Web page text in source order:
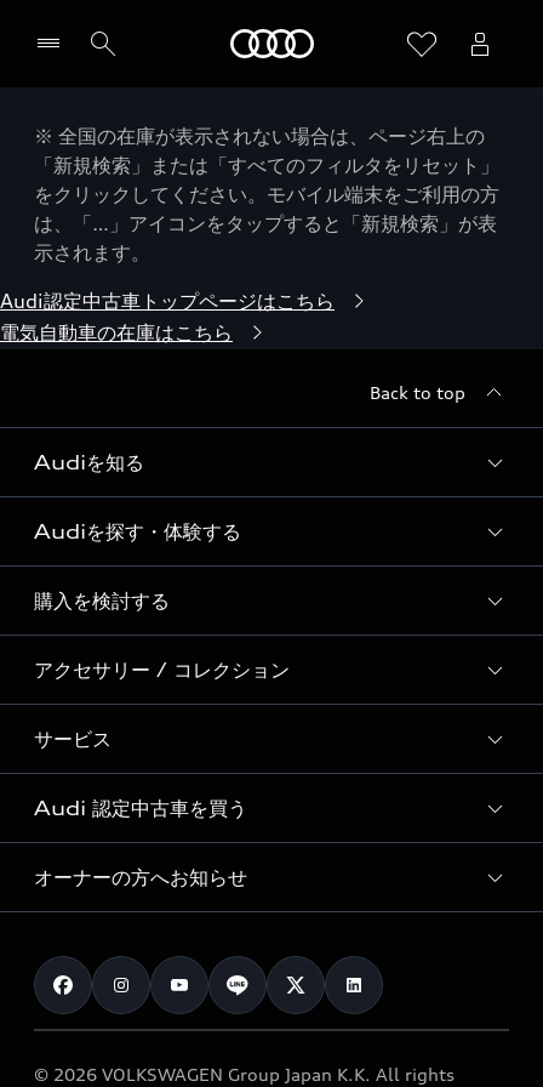
※ 全国の在庫が表示されない場合は、ページ右上の
「新規検索」または「すべてのフィルタをリセット」
をクリックしてください。モバイル端末をご利用の方
は、「…」アイコンをタップすると「新規検索」が表
示されます。
Audi認定中古車トップページはこちら
電気自動車の在庫はこちら
Back to top
Audiを知る
Audi ブランド
Story of Progress
Audi Sport
Formula 1®
デジタルサービス
Audiを探す・体験する
ディーラー検索
新車在庫検索
試乗車・展示車検索
見積り依頼
試乗予約
購入を検討する
モデル一覧
特別仕様モデル / 限定モデル
e-tronラインアップ
価格シミュレーション
車両比較
カタログ一覧
アクセサリー / コレクション
純正アクセサリー
オンラインショップ
Audi collection
アウディナビアプリ
サービス
サービス入庫予約
サービスプログラム
メンテナンス
車検 / 定期点検
e-tronアフターサポート
Audi 認定中古車を買う
Audi認定中古車
クオリティ
保証
メンテナンス
オーナーの方へお知らせ
お知らせ
オーナー様向けキャンペーン
© 2026 VOLKSWAGEN Group Japan K.K. All rights